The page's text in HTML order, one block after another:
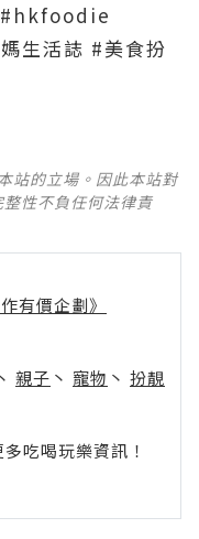
活誌 #美食扮
站的立場。因此本站對
性不負任何法律責
有價企劃》
親子 丶 寵物 丶 扮靚
吃喝玩樂資訊！